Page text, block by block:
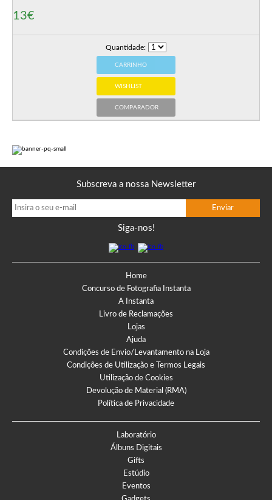
13€
Quantidade:
CARRINHO
WISHLIST
COMPARADOR
Subscreva a nossa Newsletter
Siga-nos!
Home
Concurso de Fotografia Instanta
A Instanta
Livro de Reclamações
Lojas
Ajuda
Condições de Envio/Levantamento na Loja
Condições de Utilização e Termos Legais
Utilização de Cookies
Devolução de Material (RMA)
Política de Privacidade
Laboratório
Álbuns Digitais
Gifts
Estúdio
Eventos